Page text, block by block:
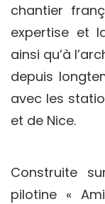
chantier
expertise et
ainsi qu’à
depuis
avec les
et de Nice.
Construite
pilotine «